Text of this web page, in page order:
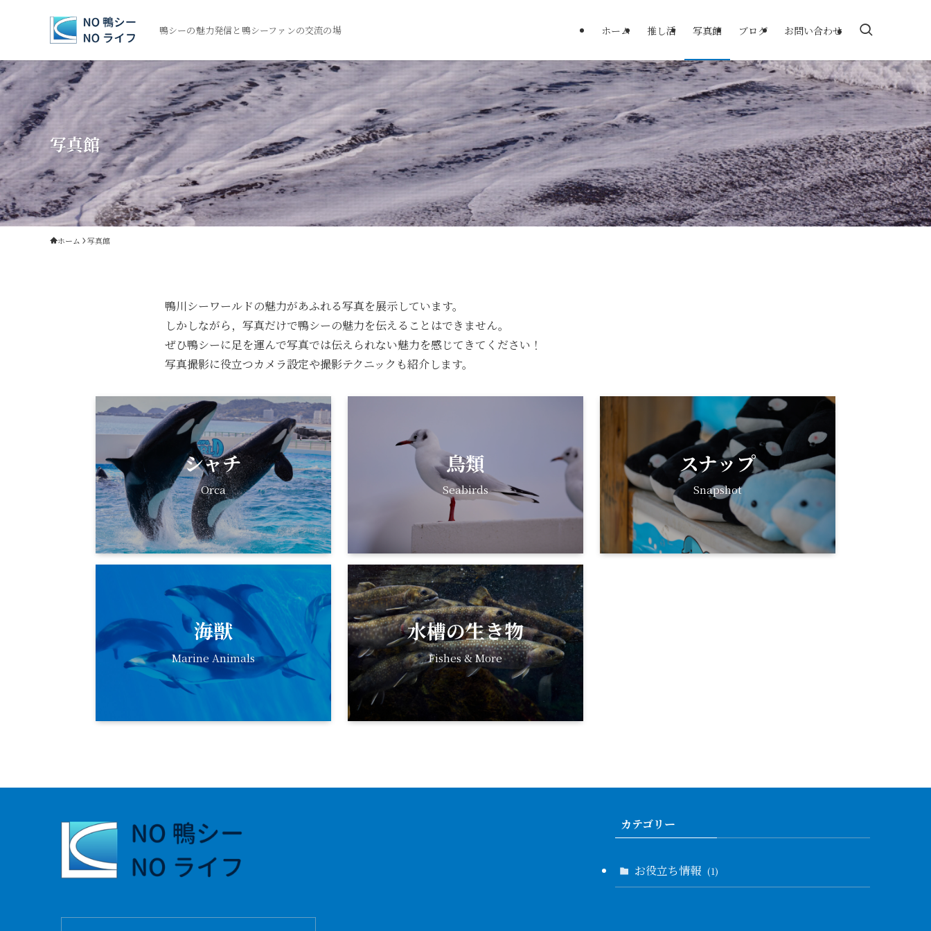
鴨シーの魅力発信と鴨シーファンの交流の場 ホーム 推し活 写真館 ブログ お問い合わせ
写真館
ホーム 写真館
鴨川シーワールドの魅力があふれる写真を展示しています。
しかしながら，写真だけで鴨シーの魅力を伝えることはできません。
ぜひ鴨シーに足を運んで写真では伝えられない魅力を感じてきてください！
写真撮影に役立つカメラ設定や撮影テクニックも紹介します。
シャチ
Orca
海獣
Marine Animals
鳥類
Seabirds
水槽の生き物
Fishes & More
スナップ
Snapshot
カテゴリー
お役立ち情報 (1)